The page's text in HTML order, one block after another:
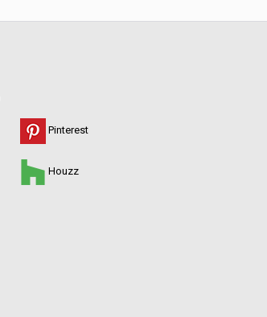
Pinterest
Houzz